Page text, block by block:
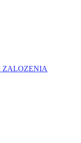
ZALOZENIA